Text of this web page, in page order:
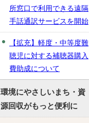
所窓口で利用できる遠隔
手話通訳サービスを開始
【拡充】軽度・中等度難
聴児に対する補聴器購入
費助成について
環境にやさしいまち・資
源回収がもっと便利に